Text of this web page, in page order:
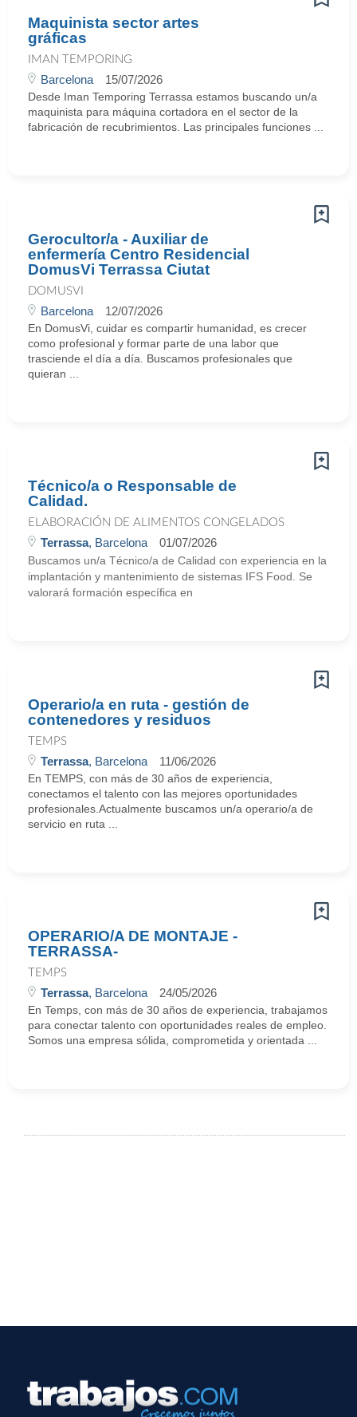
Maquinista sector artes
gráficas
IMAN TEMPORING
Barcelona 15/07/2026
Desde Iman Temporing Terrassa estamos buscando un/a
maquinista para máquina cortadora en el sector de la
fabricación de recubrimientos. Las principales funciones ...
Gerocultor/a - Auxiliar de
enfermería Centro Residencial
DomusVi Terrassa Ciutat
DOMUSVI
Barcelona 12/07/2026
En DomusVi, cuidar es compartir humanidad, es crecer
como profesional y formar parte de una labor que
trasciende el día a día. Buscamos profesionales que
quieran ...
Técnico/a o Responsable de
Calidad.
ELABORACIÓN DE ALIMENTOS CONGELADOS
Terrassa, Barcelona 01/07/2026
Buscamos un/a Técnico/a de Calidad con experiencia en la
implantación y mantenimiento de sistemas IFS Food. Se
valorará formación específica en
Operario/a en ruta - gestión de
contenedores y residuos
TEMPS
Terrassa, Barcelona 11/06/2026
En TEMPS, con más de 30 años de experiencia,
conectamos el talento con las mejores oportunidades
profesionales.Actualmente buscamos un/a operario/a de
servicio en ruta ...
OPERARIO/A DE MONTAJE -
TERRASSA-
TEMPS
Terrassa, Barcelona 24/05/2026
En Temps, con más de 30 años de experiencia, trabajamos
para conectar talento con oportunidades reales de empleo.
Somos una empresa sólida, comprometida y orientada ...